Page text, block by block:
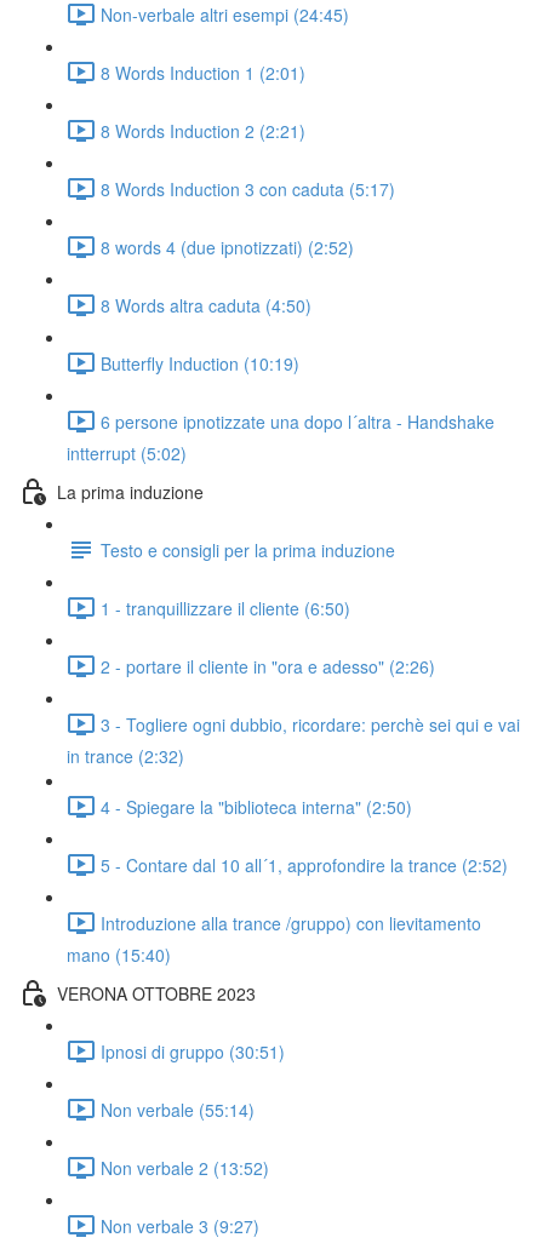
Non-verbale altri esempi (24:45)
8 Words Induction 1 (2:01)
8 Words Induction 2 (2:21)
8 Words Induction 3 con caduta (5:17)
8 words 4 (due ipnotizzati) (2:52)
8 Words altra caduta (4:50)
Butterfly Induction (10:19)
6 persone ipnotizzate una dopo l´altra - Handshake
intterrupt (5:02)
La prima induzione
Testo e consigli per la prima induzione
1 - tranquillizzare il cliente (6:50)
2 - portare il cliente in "ora e adesso" (2:26)
3 - Togliere ogni dubbio, ricordare: perchè sei qui e vai
in trance (2:32)
4 - Spiegare la "biblioteca interna" (2:50)
5 - Contare dal 10 all´1, approfondire la trance (2:52)
Introduzione alla trance /gruppo) con lievitamento
mano (15:40)
VERONA OTTOBRE 2023
Ipnosi di gruppo (30:51)
Non verbale (55:14)
Non verbale 2 (13:52)
Non verbale 3 (9:27)